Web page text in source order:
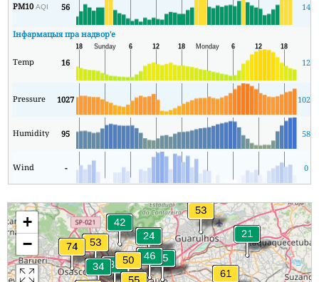
PM10AQI 56 14
Інфармацыя пра надвор'е
Temp 16 12
Pressure 1027 1022
Humidity 95 58
Wind - 0
+
−